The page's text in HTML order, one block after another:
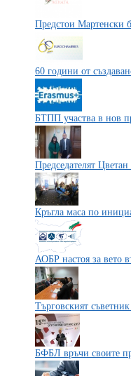
Предстои
60 години от
БТПП участва в нов
Председателят
Кръгла маса по
АОБР настоя за вето
Търговският
БФБЛ връчи своите